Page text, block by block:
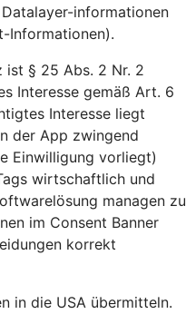
informationen
Informationen).
ist § 25 Abs. 2 Nr. 2
Interesse gemäß Art. 6
Interesse liegt
der App zwingend
Einwilligung vorliegt)
wirtschaftlich und
managen zu
im Consent Banner
korrekt
in die USA übermitteln.